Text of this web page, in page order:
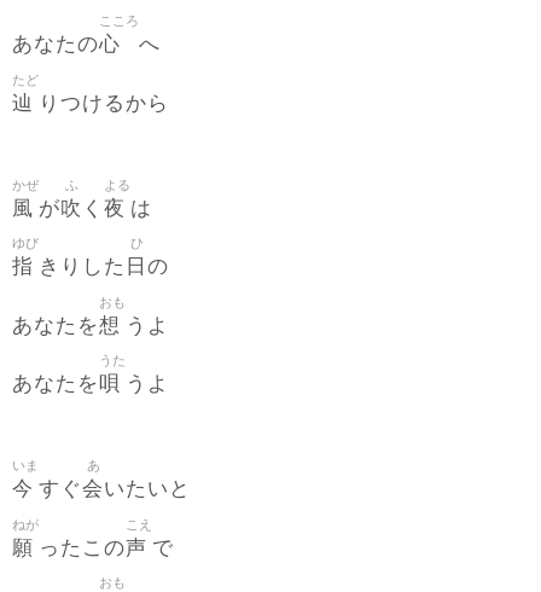
あなたの心
こころ
へ
辿
たど
りつけるから
風
かぜ
が吹
ふ
く 夜
よる
は
指
ゆび
きりした 日
ひ
の
あなたを想
おも
うよ
あなたを唄
うた
うよ
今
いま
すぐ会
あ
いたいと
願
ねが
ったこの声
こえ
で
おも